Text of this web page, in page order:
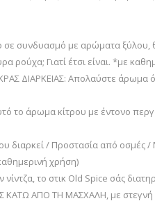
συνδυασμό με αρώματα ξύλου,
ρούχα; Γιατί έτσι είναι. *με
ΔΙΑΡΚΕΙΑΣ: Απολαύστε άρωμα
το άρωμα κίτρου με έντονο
/ Προστασία από οσμές
χρήση)
το στικ Old Spice σάς
ΑΠΟ ΤΗ ΜΑΣΧΑΛΗ, με